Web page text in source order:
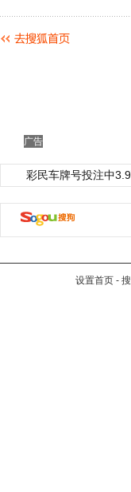
广告
彩民车牌号投注中
设置首页 -